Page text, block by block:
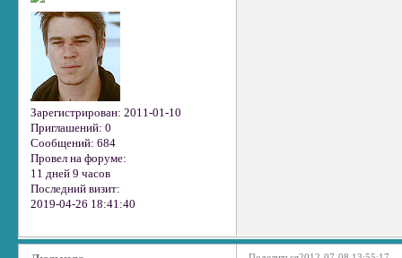
Зарегистрирован: 2011-01-10
Приглашений: 0
Сообщений: 684
Провел на форуме:
11 дней 9 часов
Последний визит:
2019-04-26 18:41:40